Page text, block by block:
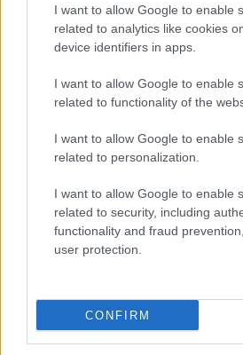
I want to allow Google to enable
related to analytics like cookies
device identifiers in apps.
I want to allow Google to enable
related to functionality of the
I want to allow Google to enable
related to personalization.
I want to allow Google to enable
related to security, including
functionality and fraud
user protection.
CONFIRM
Mejoras en los retrasos de
San Francisco